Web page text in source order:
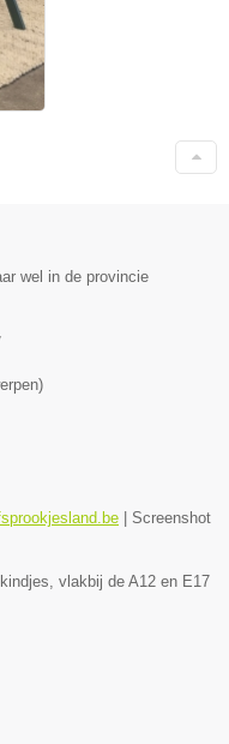
wel in de provincie
)
Screenshot
vlakbij de A12 en E17